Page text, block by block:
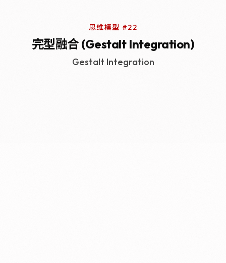
思维模型 #22
完型融合 (Gestalt Integration)
Gestalt Integration